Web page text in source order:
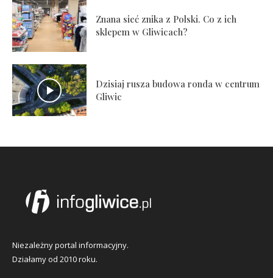
Znana sieć znika z Polski. Co z ich
sklepem w Gliwicach?
Dzisiaj rusza budowa ronda w centrum
Gliwic
Niezależny portal informacyjny.
Działamy od 2010 roku.